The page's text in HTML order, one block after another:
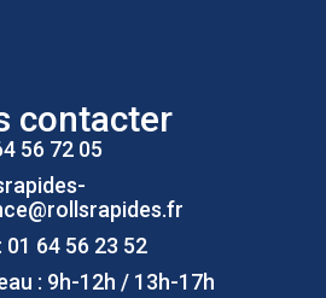
contacter
56 72 05
01 64 56 23 52
: 9h-12h / 13h-17h